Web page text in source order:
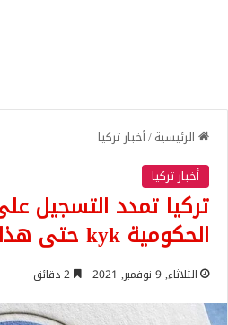
الرئيسية/أخبار تركيا
أخبار تركيا
تركيا تمدد التسجيل
الحكومية kyk حتى هذا التوقيت
الثلاثاء, 9 نوفمبر, 2021